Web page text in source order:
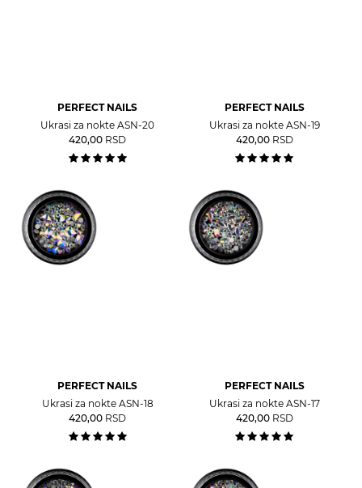
PERFECT NAILS
Ukrasi za nokte ASN-20
420,00 RSD
PERFECT NAILS
Ukrasi za nokte ASN-19
420,00 RSD
PERFECT NAILS
Ukrasi za nokte ASN-18
420,00 RSD
PERFECT NAILS
Ukrasi za nokte ASN-17
420,00 RSD